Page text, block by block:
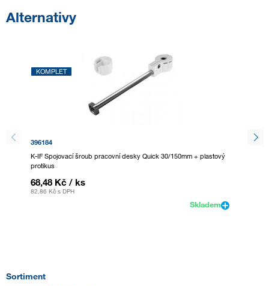
Alternativy
KOMPLET
396184
K-IF Spojovací šroub pracovní desky Quick 30/150mm + plastový
protikus
68,48 Kč / ks
82,86 Kč s DPH
Skladem
507038
Sortiment